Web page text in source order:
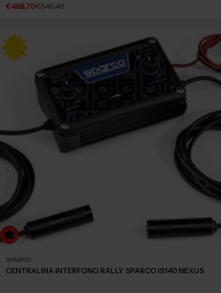
Sale
€468,70
Regular €545,49
to cart
SPARCO
CENTRALINA INTERFONO RALLY SPARCO IS140 NEXUS